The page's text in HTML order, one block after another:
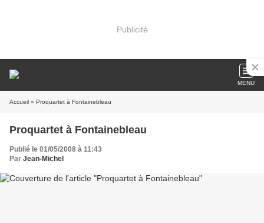
Publicité
MENU
Accueil » Proquartet à Fontainebleau
Proquartet à Fontainebleau
Publié le 01/05/2008 à 11:43
Par Jean-Michel